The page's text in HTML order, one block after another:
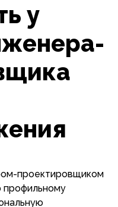
у
проектировщиком
профильному